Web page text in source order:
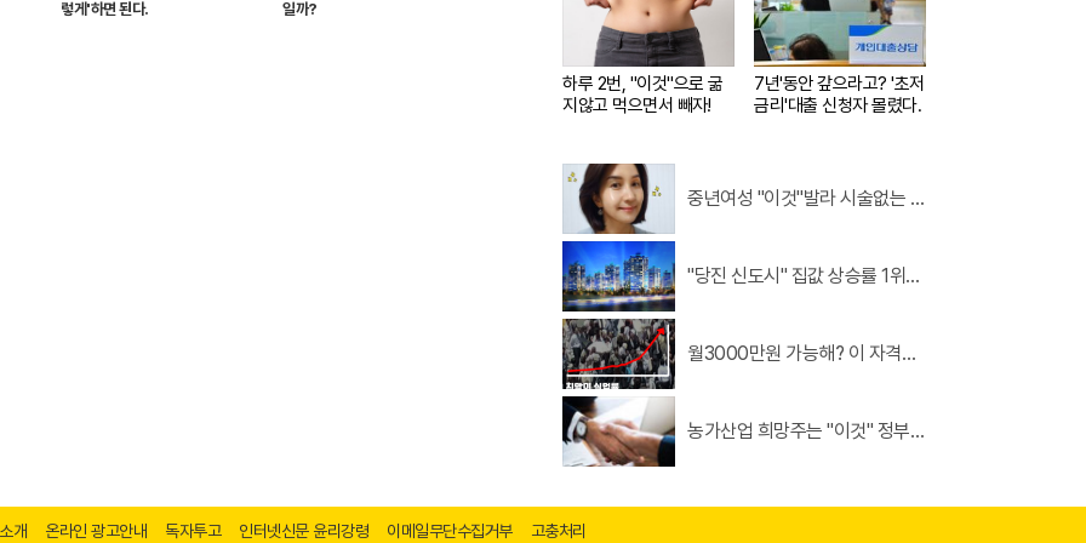
렇게'하면 된다.
일까?
하루 2번, "이것"으로 굶
지않고 먹으면서 빼자!
7년'동안 갚으라고? '초저
금리'대출 신청자 몰렸다.
중년여성 "이것"발라 시술없는 매
"당진 신도시" 집값 상승률 1위…
월3000만원 가능해? 이 자격증
농가산업 희망주는 "이것" 정부
개 온라인 광고안내 독자투고 인터넷신문 윤리강령 이메일무단수집거부 고충처리